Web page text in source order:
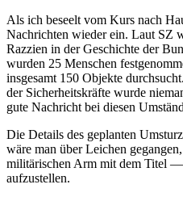
Als ich beseelt vom Kurs nach
Nachrichten wieder ein. Laut SZ
Razzien in der Geschichte der
wurden 25 Menschen
insgesamt 150 Objekte
der Sicherheitskräfte wurde
gute Nachricht bei diesen
Die Details des geplanten
wäre man über Leichen
militärischen Arm mit dem Titel
aufzustellen.